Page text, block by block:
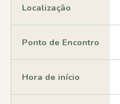
Localização
Ponto de Encontro
Hora de início